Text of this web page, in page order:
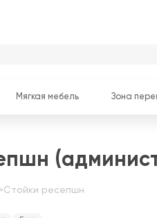
Мягкая мебель Зона
Стойки ресепшн